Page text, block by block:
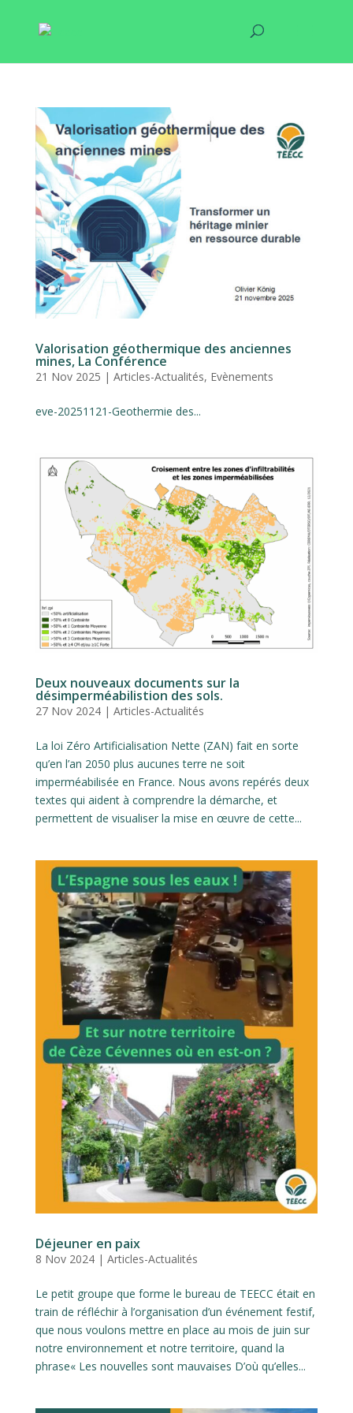
Valorisation géothermique des anciennes
mines, La Conférence
21 Nov 2025 | Articles-Actualités, Evènements
eve-20251121-Geothermie des...
Deux nouveaux documents sur la
désimperméabilistion des sols.
27 Nov 2024| Articles-Actualités
La loi Zéro Artificialisation Nette (ZAN) fait en sorte
qu’en l’an 2050 plus aucunes terre ne soit
imperméabilisée en France. Nous avons repérés deux
textes qui aident à comprendre la démarche, et
permettent de visualiser la mise en œuvre de cette...
Déjeuner en paix
8 Nov 2024| Articles-Actualités
Le petit groupe que forme le bureau de TEECC était en
train de réfléchir à l’organisation d’un événement festif,
que nous voulons mettre en place au mois de juin sur
notre environnement et notre territoire, quand la
phrase« Les nouvelles sont mauvaises D’où qu’elles...